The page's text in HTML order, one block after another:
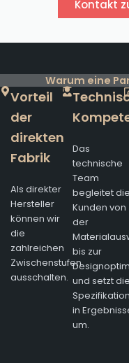
Kontakt
Warum eine
Vorteil
der
direkten
Fabrik
Als direkter
Hersteller
können wir
die
zahlreichen
Zwischenstufen
ausschalten.
Das
technische
Team
begleitet die
Kunden von
der
bis zur
und setzt die
in
um.